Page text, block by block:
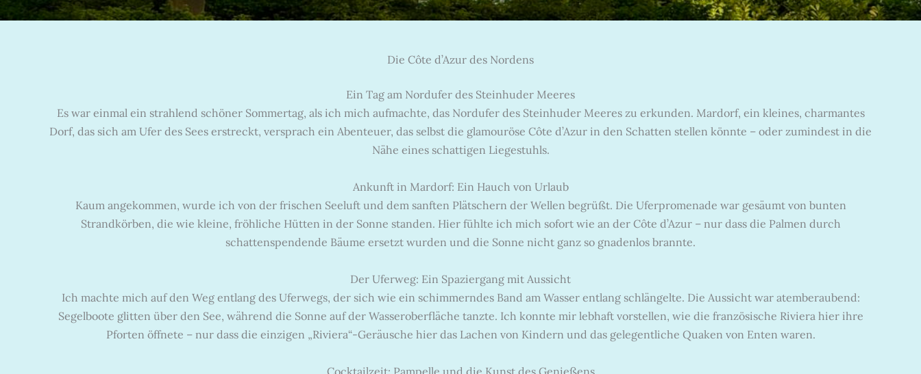
Die Côte d’Azur des Nordens
Ein Tag am Nordufer des Steinhuder Meeres
Es war einmal ein strahlend schöner Sommertag, als ich mich aufmachte, das Nordufer des Steinhuder Meeres zu erkunden. Mardorf, ein kleines, charmantes
Dorf, das sich am Ufer des Sees erstreckt, versprach ein Abenteuer, das selbst die glamouröse Côte d’Azur in den Schatten stellen könnte – oder zumindest in die
Nähe eines schattigen Liegestuhls.
Ankunft in Mardorf: Ein Hauch von Urlaub
Kaum angekommen, wurde ich von der frischen Seeluft und dem sanften Plätschern der Wellen begrüßt. Die Uferpromenade war gesäumt von bunten
Strandkörben, die wie kleine, fröhliche Hütten in der Sonne standen. Hier fühlte ich mich sofort wie an der Côte d’Azur – nur dass die Palmen durch
schattenspendende Bäume ersetzt wurden und die Sonne nicht ganz so gnadenlos brannte.
Der Uferweg: Ein Spaziergang mit Aussicht
Ich machte mich auf den Weg entlang des Uferwegs, der sich wie ein schimmerndes Band am Wasser entlang schlängelte. Die Aussicht war atemberaubend:
Segelboote glitten über den See, während die Sonne auf der Wasseroberfläche tanzte. Ich konnte mir lebhaft vorstellen, wie die französische Riviera hier ihre
Pforten öffnete – nur dass die einzigen „Riviera“-Geräusche hier das Lachen von Kindern und das gelegentliche Quaken von Enten waren.
Cocktailzeit: Pampelle und die Kunst des Genießens